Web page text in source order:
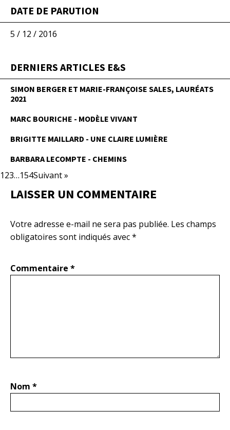
DATE DE PARUTION
5 / 12 / 2016
DERNIERS ARTICLES E&S
SIMON BERGER ET MARIE-FRANÇOISE SALES, LAURÉATS
2021
MARC BOURICHE - MODÈLE VIVANT
BRIGITTE MAILLARD - UNE CLAIRE LUMIÈRE
BARBARA LECOMPTE - CHEMINS
123…154Suivant »
LAISSER UN COMMENTAIRE
Votre adresse e-mail ne sera pas publiée. Les champs
obligatoires sont indiqués avec*
Commentaire *
Nom *